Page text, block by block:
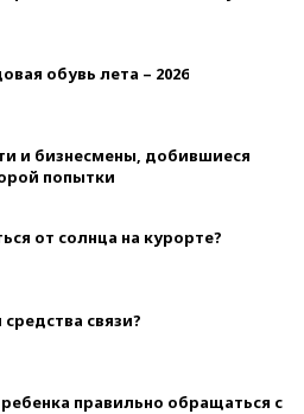
обувь лета – 2026
и бизнесмены, добившиеся
попытки
от солнца на курорте?
связи?
правильно обращаться с